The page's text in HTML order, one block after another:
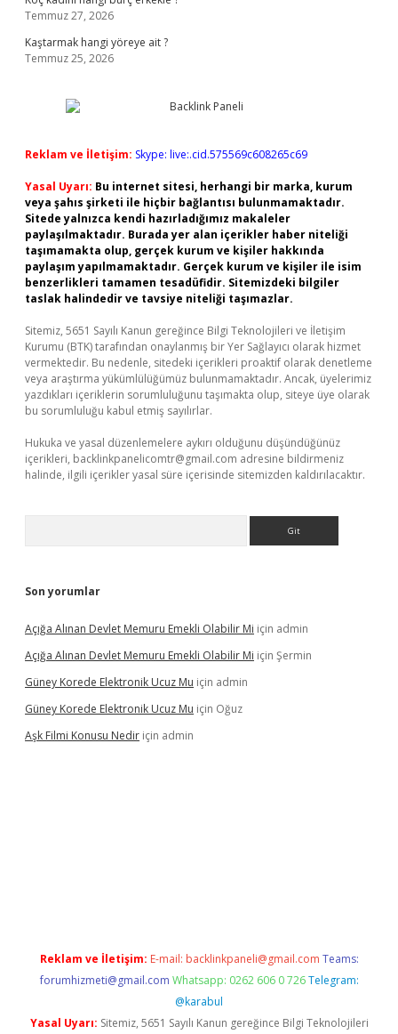
Temmuz 27, 2026
Kaştarmak hangi yöreye ait ?
Temmuz 25, 2026
Reklam ve İletişim: Skype: live:.cid.575569c608265c69
Yasal Uyarı: Bu internet sitesi, herhangi bir marka, kurum
veya şahıs şirketi ile hiçbir bağlantısı bulunmamaktadır.
Sitede yalnızca kendi hazırladığımız makaleler
paylaşılmaktadır. Burada yer alan içerikler haber niteliği
taşımamakta olup, gerçek kurum ve kişiler hakkında
paylaşım yapılmamaktadır. Gerçek kurum ve kişiler ile isim
benzerlikleri tamamen tesadüfidir. Sitemizdeki bilgiler
taslak halindedir ve tavsiye niteliği taşımazlar.
Sitemiz, 5651 Sayılı Kanun gereğince Bilgi Teknolojileri ve İletişim
Kurumu (BTK) tarafından onaylanmış bir Yer Sağlayıcı olarak hizmet
vermektedir. Bu nedenle, sitedeki içerikleri proaktif olarak denetleme
veya araştırma yükümlülüğümüz bulunmamaktadır. Ancak, üyelerimiz
yazdıkları içeriklerin sorumluluğunu taşımakta olup, siteye üye olarak
bu sorumluluğu kabul etmiş sayılırlar.
Hukuka ve yasal düzenlemelere aykırı olduğunu düşündüğünüz
içerikleri, backlinkpanelicomtr@gmail.com adresine bildirmeniz
halinde, ilgili içerikler yasal süre içerisinde sitemizden kaldırılacaktır.
Son yorumlar
Açığa Alınan Devlet Memuru Emekli Olabilir Mi için admin
Açığa Alınan Devlet Memuru Emekli Olabilir Mi için Şermin
Güney Korede Elektronik Ucuz Mu için admin
Güney Korede Elektronik Ucuz Mu için Oğuz
Aşk Filmi Konusu Nedir için admin
Reklam ve İletişim: E-mail: backlinkpaneli@gmail.com Teams:
forumhizmeti@gmail.com Whatsapp: 0262 606 0 726 Telegram:
@karabul
Yasal Uyarı: Sitemiz, 5651 Sayılı Kanun gereğince Bilgi Teknolojileri